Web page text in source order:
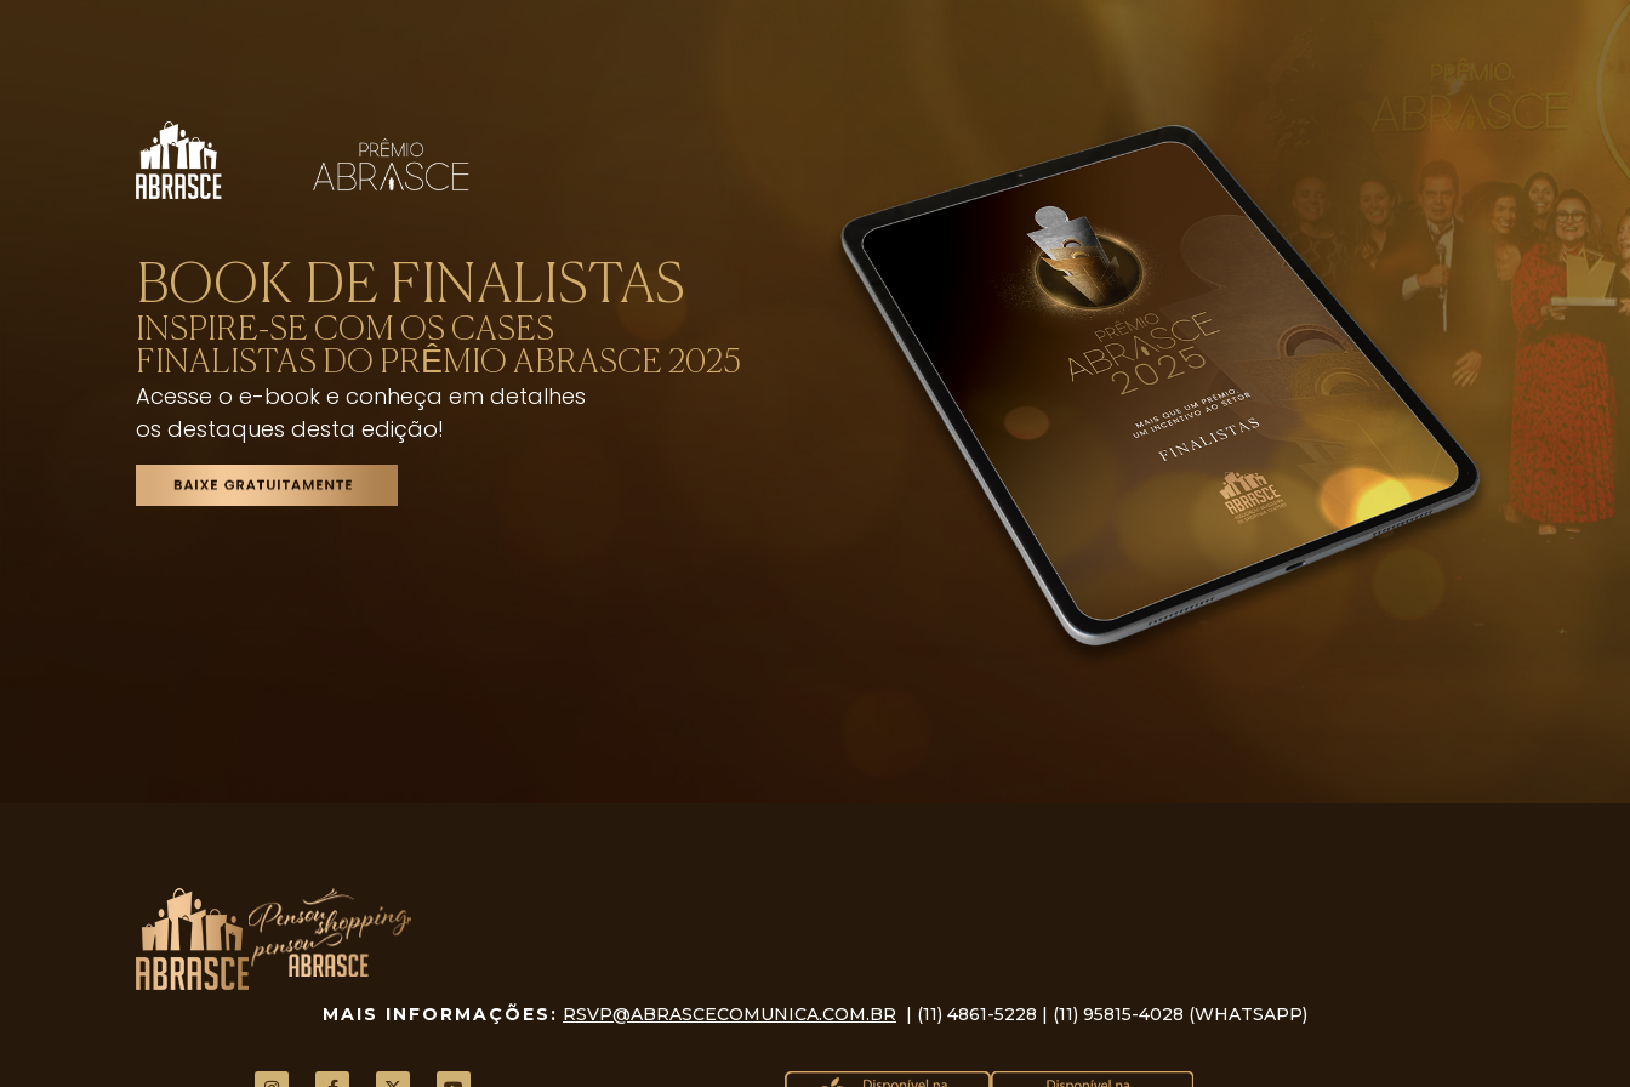
BOOK DE FINALISTAS
INSPIRE-SE COM OS CASES
FINALISTAS DO PRÊMIO ABRASCE 2025
Acesse o e-book e conheça em detalhes
os destaques desta edição!
MAIS INFORMAÇÕES: RSVP@ABRASCECOMUNICA.COM.BR | (11) 4861-5228 | (11) 95815-4028 (WHATSAPP)